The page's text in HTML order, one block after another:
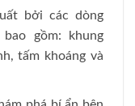
bởi các dòng
gồm: khung
tấm khoáng và